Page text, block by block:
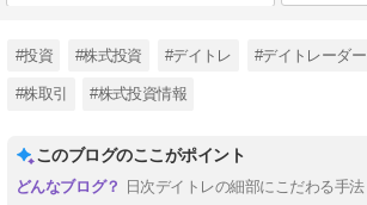
#投資 #株式投資 #デイトレ #デイトレーダー
#株取引 #株式投資情報
このブログのここがポイント
日次デイトレの細部にこだわる手法